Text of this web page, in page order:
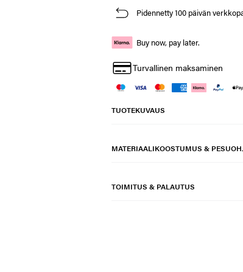
Pidennetty 100 päivän
Buy now, pay later.
Turvallinen maksaminen
TUOTEKUVAUS
MATERIAALIKOOSTUMUS &
TOIMITUS & PALAUTUS